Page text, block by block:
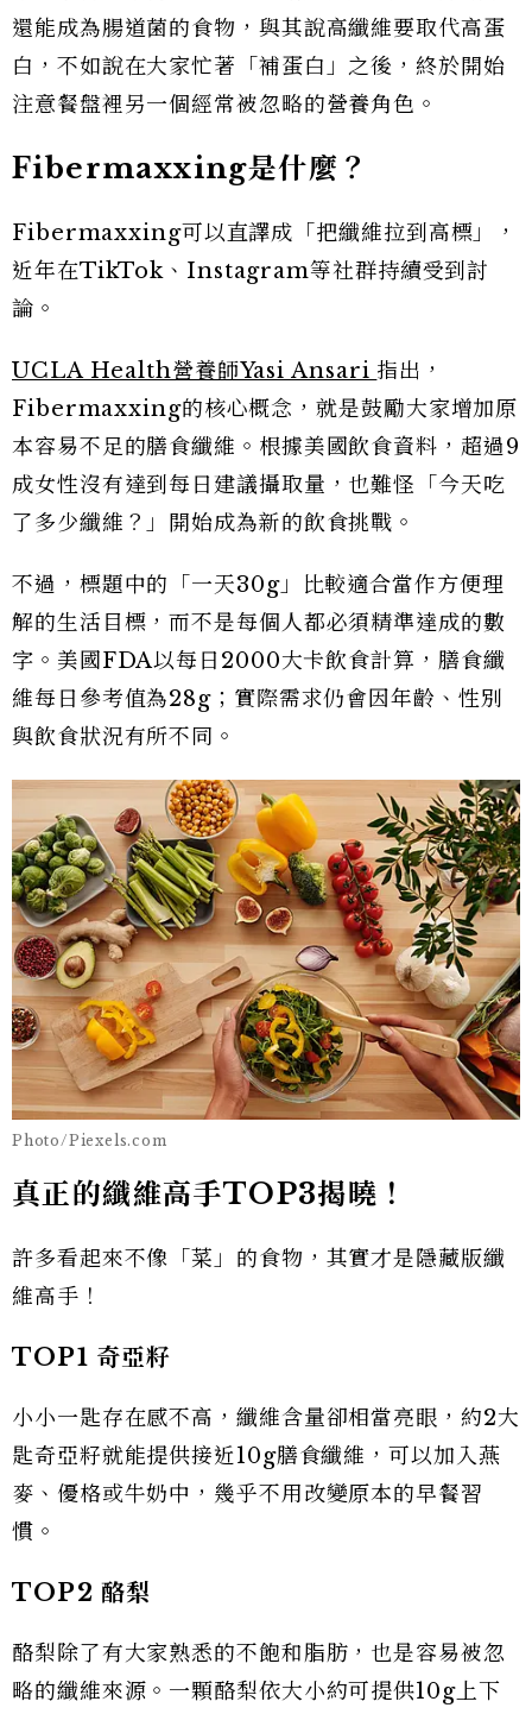
還能成為腸道菌的食物，與其說高纖維要取代高蛋
白，不如說在大家忙著「補蛋白」之後，終於開始
注意餐盤裡另一個經常被忽略的營養角色。
Fibermaxxing是什麼？
Fibermaxxing可以直譯成「把纖維拉到高標」，
近年在TikTok、Instagram等社群持續受到討
論。
UCLA Health營養師Yasi Ansari 指出，
Fibermaxxing的核心概念，就是鼓勵大家增加原
本容易不足的膳食纖維。根據美國飲食資料，超過9
成女性沒有達到每日建議攝取量，也難怪「今天吃
了多少纖維？」開始成為新的飲食挑戰。
不過，標題中的「一天30g」比較適合當作方便理
解的生活目標，而不是每個人都必須精準達成的數
字。美國FDA以每日2000大卡飲食計算，膳食纖
維每日參考值為28g；實際需求仍會因年齡、性別
與飲食狀況有所不同。
Photo/Piexels.com
真正的纖維高手TOP3揭曉！
許多看起來不像「菜」的食物，其實才是隱藏版纖
維高手！
TOP1 奇亞籽
小小一匙存在感不高，纖維含量卻相當亮眼，約2大
匙奇亞籽就能提供接近10g膳食纖維，可以加入燕
麥、優格或牛奶中，幾乎不用改變原本的早餐習
慣。
TOP2 酪梨
酪梨除了有大家熟悉的不飽和脂肪，也是容易被忽
略的纖維來源。一顆酪梨依大小約可提供10g上下